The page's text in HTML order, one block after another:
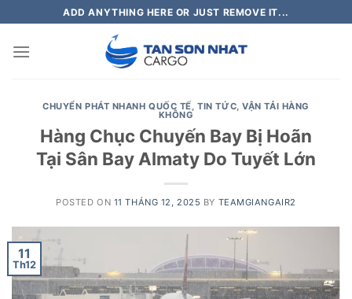
to
content
ADD ANYTHING HERE OR JUST REMOVE IT...
CHUYỂN PHÁT NHANH QUỐC TẾ,TIN TỨC,VẬN TẢI HÀNG
KHÔNG
Hàng Chục Chuyến Bay Bị Hoãn
Tại Sân Bay Almaty Do Tuyết Lớn
POSTED ON 11 THÁNG 12, 2025 BY TEAMGIANGAIR2
11
Th12